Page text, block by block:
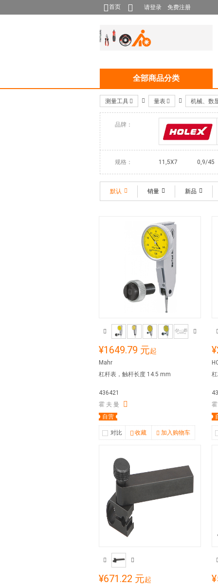
首页 请登录 免费注册
全部商品分类
测量工具 量表 机械、数
品牌：
规格： 11,5X7 0,9/45
默认 销量 新品
¥1649.79 元起
Mahr
杠杆表，触杆长度 14.5 mm
436421
霍 夫 曼
自营
对比 收藏 加入购物车
¥671.22 元起